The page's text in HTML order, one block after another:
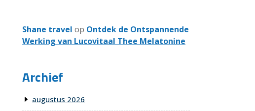
Shane travel op Ontdek de Ontspannende
Werking van Lucovitaal Thee Melatonine
Archief
augustus 2026